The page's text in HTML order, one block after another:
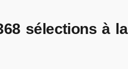
sélections à la